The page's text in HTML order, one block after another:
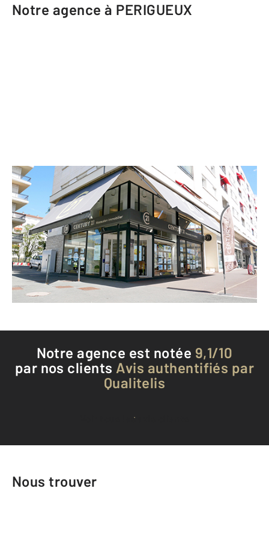
Notre agence à PERIGUEUX
CENTURY 21 Mazaudon Immobilier
20 rue du Président Wilson
PERIGUEUX - 24000
Envoyer un message
Téléphoner à l'agence
Notre agence est notée 9,1/10
par nos clients Avis authentifiés par
Qualitelis
Voir tous les avis clients
Nous trouver